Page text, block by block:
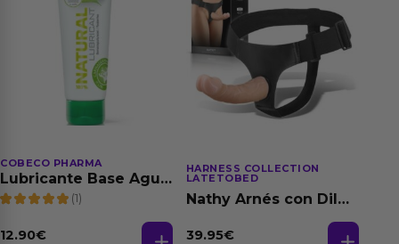
COBECO PHARMA
Lubricante Base Agua
100% Natural 125 ml
(1)
12.90€
HARNESS COLLECTION
LATETOBED
Nathy Arnés con Dildo
39.95€